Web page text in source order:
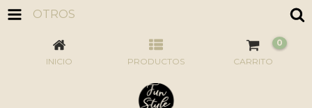
OTROS
INICIO PRODUCTOS CARRITO
0